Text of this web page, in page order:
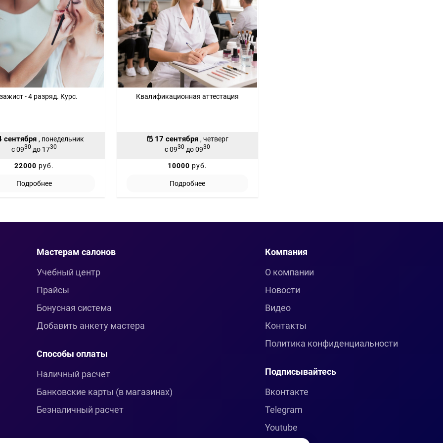
- 4 разряд. Курс.
сентября , понедельник
с 0930 до 1730
22000 руб.
Подробнее
Квалификационная аттестация
17 сентября , четверг
с 0930 до 0930
10000 руб.
Подробнее
Мастерам салонов
Учебный центр
Прайсы
Бонусная система
Добавить анкету мастера
Способы оплаты
Наличный расчет
Банковские карты (в магазинах)
Безналичный расчет
Компания
О компании
Новости
Видео
Контакты
Политика конфиденциальности
Подписывайтесь
Вконтакте
Telegram
Youtube